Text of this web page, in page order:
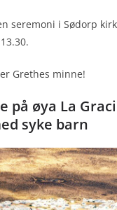
seremoni i Sødorp
Grethes minne!
på øya La
syke barn